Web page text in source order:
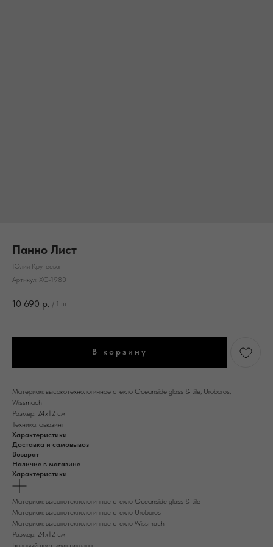
Панно Лист
Юлия Крутеева
Артикул: ХС-1980
10 690 р. / 1 шт
В корзину
Материал: высокотехнологичное стекло Oceanside glass & tile, Uroboros,
Wissmach
Размер: 24х12 см
Техника: фьюзинг
Характеристики
Доставка и самовывоз
Возврат
Наличие в магазине
Характеристики
Материал: высокотехнологичное стекло Oceanside glass & tile
Материал: высокотехнологичное стекло Uroboros
Материал: высокотехнологичное стекло Wissmach
Размер: 24х12 см
Базовый цвет: мультиколор